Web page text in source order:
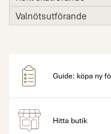
Valnötsutförande
Guide: köpa ny
Hitta butik